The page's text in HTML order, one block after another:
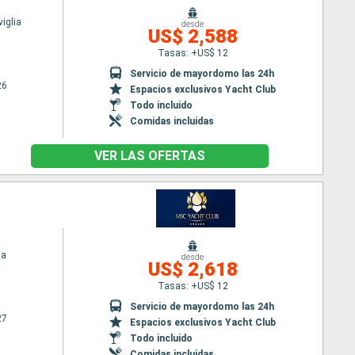
desde
US$ 2,588
Tasas: +US$ 12
Servicio de mayordomo las 24h
Espacios exclusivos Yacht Club
Todo incluido
Comidas incluidas
VER LAS OFERTAS
desde
US$ 2,618
Tasas: +US$ 12
Servicio de mayordomo las 24h
Espacios exclusivos Yacht Club
Todo incluido